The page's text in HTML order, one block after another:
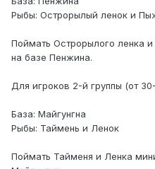
Рыбы: Острорылый ленок и
Поймать Острорылого ленка
на базе Пенжина.
Для игроков 2-й группы (от
База: Майгунгна
Рыбы: Таймень и Ленок
Поймать Тайменя и Ленка